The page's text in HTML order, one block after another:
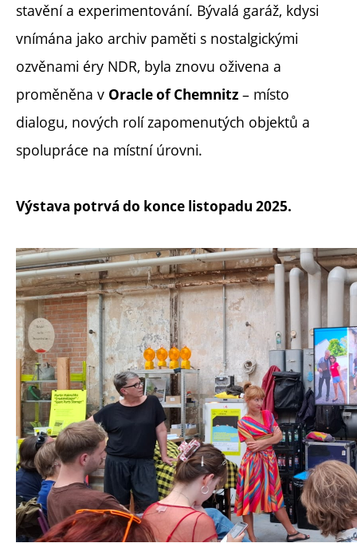
stavění a experimentování. Bývalá garáž, kdysi
vnímána jako archiv paměti s nostalgickými
ozvěnami éry NDR, byla znovu oživena a
proměněna v Oracle of Chemnitz – místo
dialogu, nových rolí zapomenutých objektů a
spolupráce na místní úrovni.
Výstava potrvá do konce listopadu 2025.